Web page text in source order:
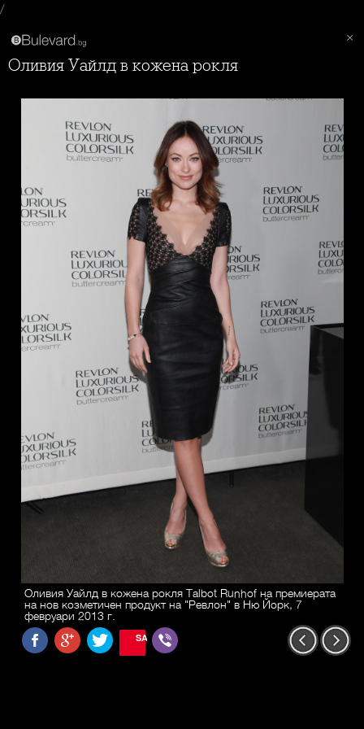
/
Оливия Уайлд в кожена рокля
Оливия Уайлд в кожена рокля Talbot Runhof на премиерата
на нов козметичен продукт на "Ревлон" в Ню Йорк, 7
февруари 2013 г.
SAVE